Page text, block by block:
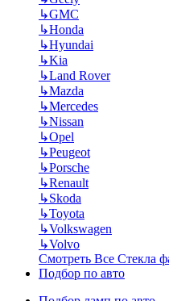
↳GMC
↳Honda
↳Hyundai
↳Kia
↳Land Rover
↳Mazda
↳Mercedes
↳Nissan
↳Opel
↳Peugeot
↳Porsche
↳Renault
↳Skoda
↳Toyota
↳Volkswagen
↳Volvo
Смотреть Все Стекла
Подбор по авто